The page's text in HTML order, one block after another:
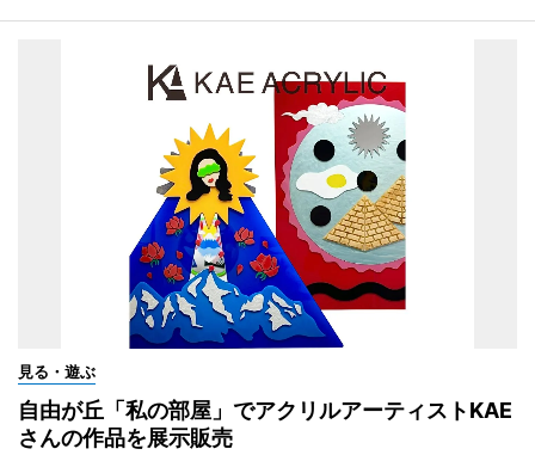
見る・遊ぶ
自由が丘「私の部屋」でアクリルアーティストKAE
さんの作品を展示販売